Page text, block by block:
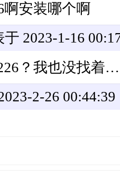
啊安装哪个啊
于 2023-1-16
？我也没找着
2-26 00:44:39